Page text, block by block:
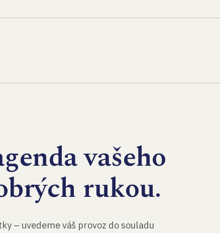
vašeho
rukou.
– uvedeme váš provoz do souladu